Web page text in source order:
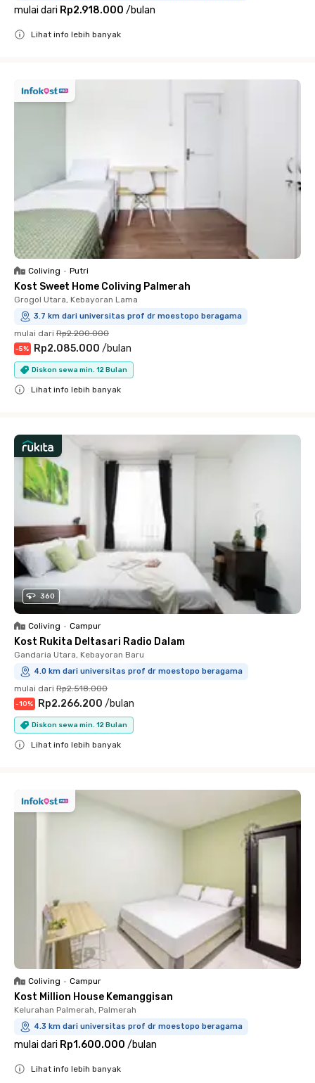
mulai dari Rp2.918.000 /bulan
Lihat info lebih banyak
Coliving • Putri
Kost Sweet Home Coliving Palmerah
Grogol Utara, Kebayoran Lama
3.7 km dari universitas prof dr moestopo beragama
mulai dari Rp2.200.000
-5% Rp2.085.000 /bulan
Diskon sewa min. 12 Bulan
Lihat info lebih banyak
360
Coliving • Campur
Kost Rukita Deltasari Radio Dalam
Gandaria Utara, Kebayoran Baru
4.0 km dari universitas prof dr moestopo beragama
mulai dari Rp2.518.000
-10% Rp2.266.200 /bulan
Diskon sewa min. 12 Bulan
Lihat info lebih banyak
Coliving • Campur
Kost Million House Kemanggisan
Kelurahan Palmerah, Palmerah
4.3 km dari universitas prof dr moestopo beragama
mulai dari Rp1.600.000 /bulan
Lihat info lebih banyak